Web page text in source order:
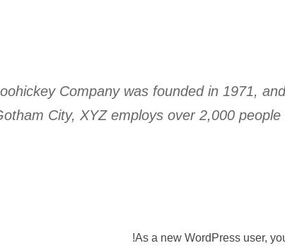
Company was founded in 1971,
City, XYZ employs over 2,000
As a new WordPress user,